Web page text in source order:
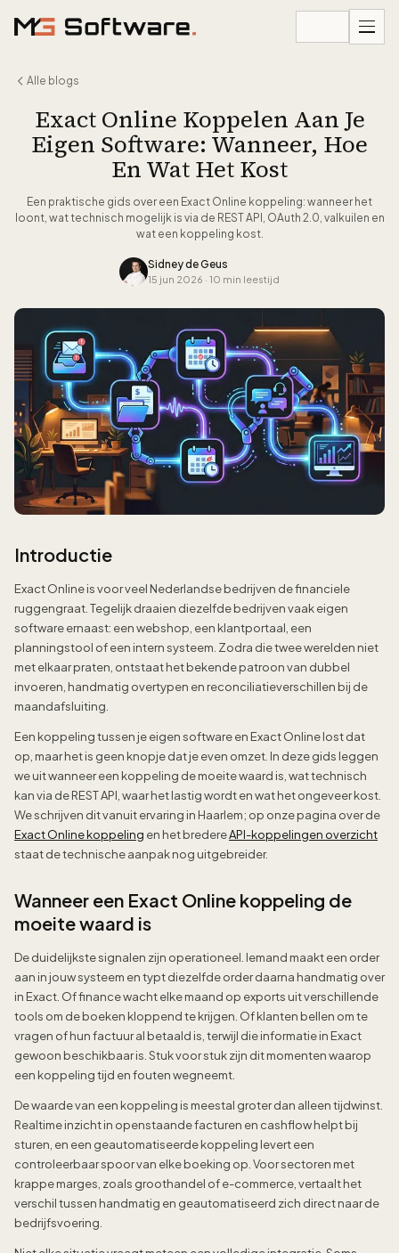
Alle blogs
Exact Online Koppelen Aan Je
Eigen Software: Wanneer, Hoe
En Wat Het Kost
Een praktische gids over een Exact Online koppeling: wanneer het
loont, wat technisch mogelijk is via de REST API, OAuth 2.0, valkuilen en
wat een koppeling kost.
Sidney de Geus
15 jun 2026 · 10 min leestijd
Introductie
Exact Online is voor veel Nederlandse bedrijven de financiele
ruggengraat. Tegelijk draaien diezelfde bedrijven vaak eigen
software ernaast: een webshop, een klantportaal, een
planningstool of een intern systeem. Zodra die twee werelden niet
met elkaar praten, ontstaat het bekende patroon van dubbel
invoeren, handmatig overtypen en reconciliatieverschillen bij de
maandafsluiting.
Een koppeling tussen je eigen software en Exact Online lost dat
op, maar het is geen knopje dat je even omzet. In deze gids leggen
we uit wanneer een koppeling de moeite waard is, wat technisch
kan via de REST API, waar het lastig wordt en wat het ongeveer kost.
We schrijven dit vanuit ervaring in Haarlem; op onze pagina over de
Exact Online koppeling en het bredereAPI-koppelingen overzicht
staat de technische aanpak nog uitgebreider.
Wanneer een Exact Online koppeling de
moeite waard is
De duidelijkste signalen zijn operationeel. Iemand maakt een order
aan in jouw systeem en typt diezelfde order daarna handmatig over
in Exact. Of finance wacht elke maand op exports uit verschillende
tools om de boeken kloppend te krijgen. Of klanten bellen om te
vragen of hun factuur al betaald is, terwijl die informatie in Exact
gewoon beschikbaar is. Stuk voor stuk zijn dit momenten waarop
een koppeling tijd en fouten wegneemt.
De waarde van een koppeling is meestal groter dan alleen tijdwinst.
Realtime inzicht in openstaande facturen en cashflow helpt bij
sturen, en een geautomatiseerde koppeling levert een
controleerbaar spoor van elke boeking op. Voor sectoren met
krappe marges, zoals groothandel of e-commerce, vertaalt het
verschil tussen handmatig en geautomatiseerd zich direct naar de
bedrijfsvoering.